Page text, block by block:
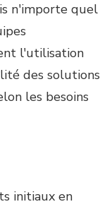
n'importe quel
l'utilisation
des solutions
les besoins
initiaux en